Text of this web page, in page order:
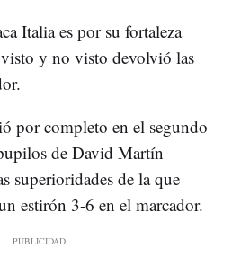
Italia es por su fortaleza
y no visto devolvió las
por completo en el segundo
de David Martín
superioridades de la que
estirón 3-6 en el marcador.